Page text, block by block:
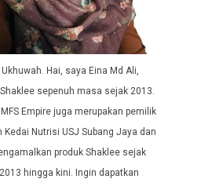
Hai, saya Eina Md Ali,
sepenuh masa sejak 2013.
Empire juga merupakan pemilik
Kedai Nutrisi USJ Subang Jaya dan
produk Shaklee sejak
hingga kini. Ingin dapatkan